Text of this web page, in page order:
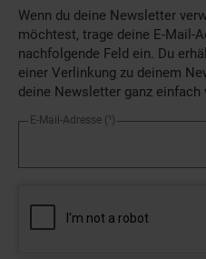
Wenn du deine Newsletter
möchtest, trage deine E-Mail-
nachfolgende Feld ein. Du
einer Verlinkung zu deinem
deine Newsletter ganz einfach
E-Mail-Adresse (¹)